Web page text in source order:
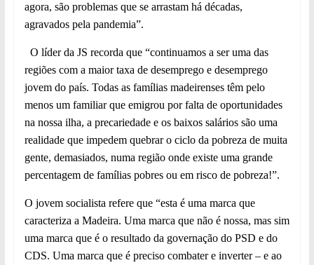
agora, são problemas que se arrastam há décadas,
agravados pela pandemia”.
O líder da JS recorda que “continuamos a ser uma das
regiões com a maior taxa de desemprego e desemprego
jovem do país. Todas as famílias madeirenses têm pelo
menos um familiar que emigrou por falta de oportunidades
na nossa ilha, a precariedade e os baixos salários são uma
realidade que impedem quebrar o ciclo da pobreza de muita
gente, demasiados, numa região onde existe uma grande
percentagem de famílias pobres ou em risco de pobreza!”.
O jovem socialista refere que “esta é uma marca que
caracteriza a Madeira. Uma marca que não é nossa, mas sim
uma marca que é o resultado da governação do PSD e do
CDS. Uma marca que é preciso combater e inverter – e ao